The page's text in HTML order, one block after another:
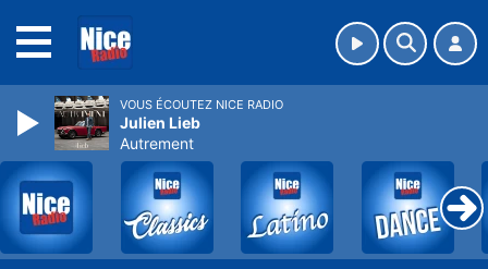
VOUS ÉCOUTEZ NICE RADIO
Julien Lieb
Autrement